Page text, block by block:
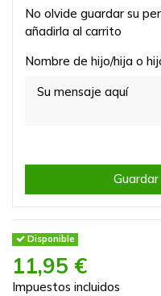
No olvide guardar su
añadirla al carrito
Nombre de hijo/hija o
Disponible
11,95 €
Impuestos incluidos